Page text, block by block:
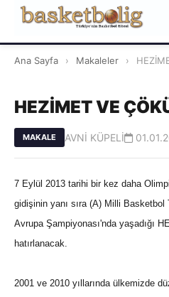
Ana Sayfa › Makaleler ›
HEZİMET VE
MAKALE AVNİ KÜPELİ
7 Eylül 2013 tarihi bir kez daha
gidişinin yanı sıra (A) Milli Basketbol
Avrupa Şampiyonası'nda yaşadığı
hatırlanacak.
2001 ve 2010 yıllarında ülkemizde